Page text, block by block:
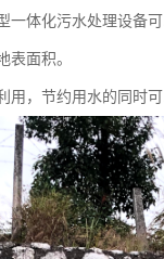
体化污水处理设备
表面积。
，节约用水的同时可